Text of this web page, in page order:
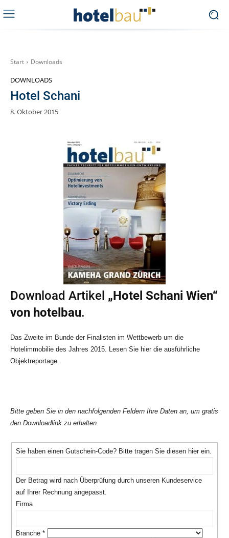
Start Downloads
DOWNLOADS
Hotel Schani
8. Oktober 2015
Download Artikel „Hotel Schani Wien“
von hotelbau.
Das Zweite im Bunde der Finalisten im Wettbewerb um die
Hotelimmobilie des Jahres 2015. Lesen Sie hier die ausführliche
Objektreportage.
Bitte geben Sie in den nachfolgenden Feldern Ihre Daten an, um gratis
den Downloadlink zu erhalten.
Sie haben einen Gutschein-Code? Bitte tragen Sie diesen hier ein.
Der Betrag wird nach Überprüfung durch unseren Kundeservice
auf Ihrer Rechnung angepasst.
Firma
Branche*